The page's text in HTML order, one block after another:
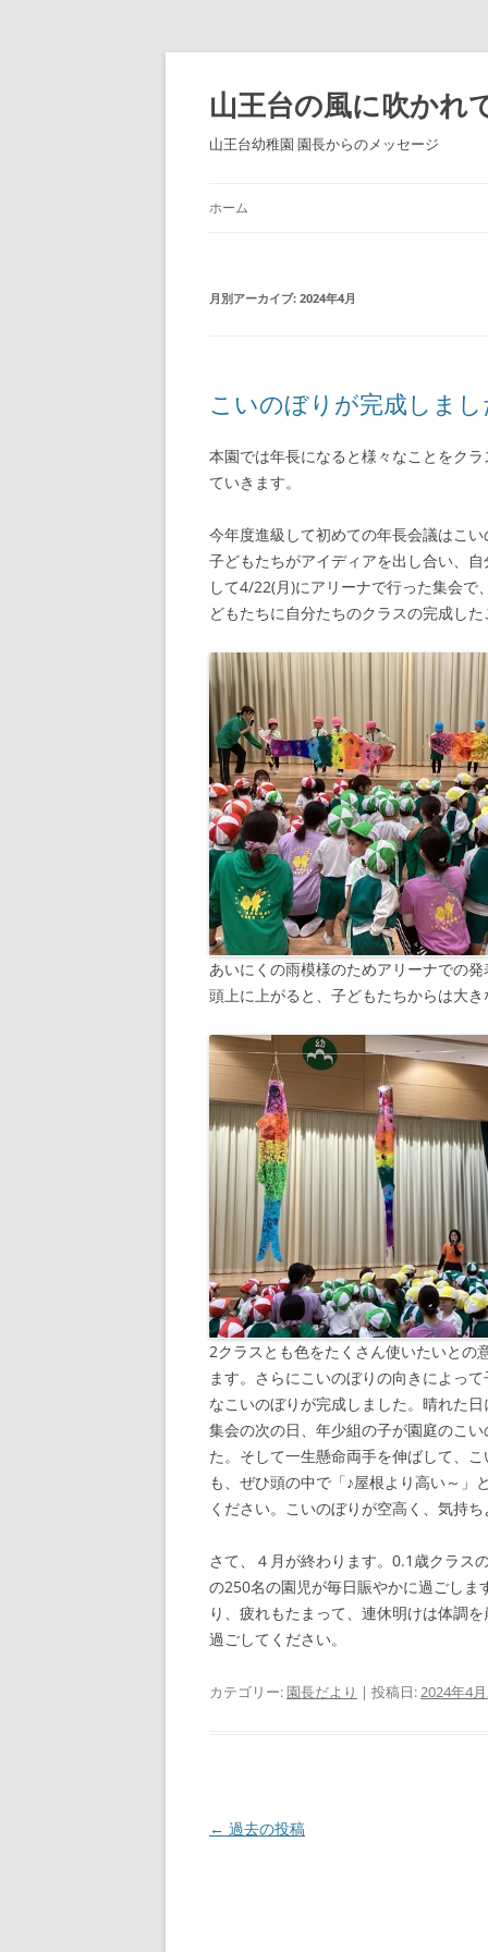
コ
テ
ン
ツ
へ
ス
山王台の風に吹かれ
山王台幼稚園 園長からのメッセージ
ホーム
月別アーカイブ: 2024年4月
こいのぼりが完成しまし
本園では年長になると様々なことをク
ていきます。
今年度進級して初めての年長会議はこ
子どもたちがアイディアを出し合い、
して4/22(月)にアリーナで行った集会
どもたちに自分たちのクラスの完成し
あいにくの雨模様のためアリーナでの
頭上に上がると、子どもたちからは大き
2クラスとも色をたくさん使いたいとの
ます。さらにこいのぼりの向きによっ
なこいのぼりが完成しました。晴れた
集会の次の日、年少組の子が園庭のこ
た。そして一生懸命両手を伸ばして、
も、ぜひ頭の中で「♪屋根より高い～」
ください。こいのぼりが空高く、気持
さて、４月が終わります。0.1歳クラス
の250名の園児が毎日賑やかに過ごしま
り、疲れもたまって、連休明けは体調
過ごしてください。
カテゴリー: 園長だより | 投稿日:2024年4
投
← 過去の投稿